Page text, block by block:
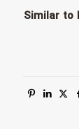
Similar to